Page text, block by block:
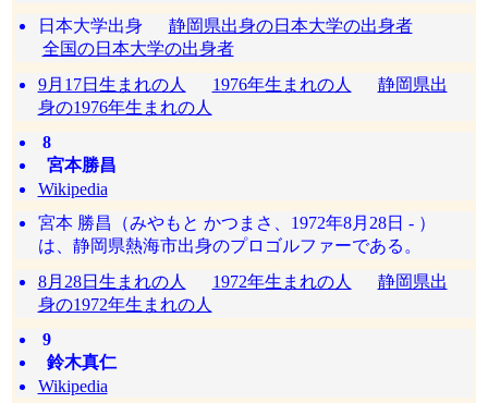
日本大学出身 静岡県出身の日本大学の出身者
全国の日本大学の出身者
9月17日生まれの人
1976年生まれの人
静岡県出
身の1976年生まれの人
8
宮本勝昌
Wikipedia
宮本 勝昌（みやもと かつまさ、1972年8月28日 - ）
は、静岡県熱海市出身のプロゴルファーである。
8月28日生まれの人
1972年生まれの人
静岡県出
身の1972年生まれの人
9
鈴木真仁
Wikipedia